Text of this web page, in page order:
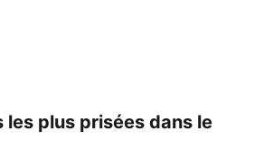
les plus prisées dans le